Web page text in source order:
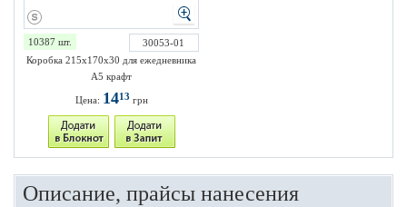
10387 шт.
30053-01
Коробка 215х170х30 для ежедневника
А5 крафт
Цена: 1413 грн
Описание, прайсы нанесения